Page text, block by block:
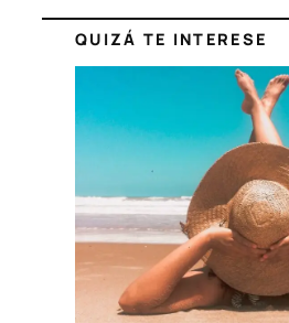
QUIZÁ TE INTERESE